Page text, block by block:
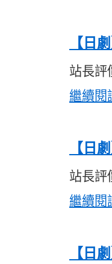
【日
站長
繼續閱
【日
站長
繼續閱
【日